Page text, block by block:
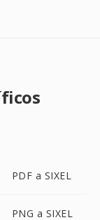
PDF a SIXEL
PNG a SIXEL